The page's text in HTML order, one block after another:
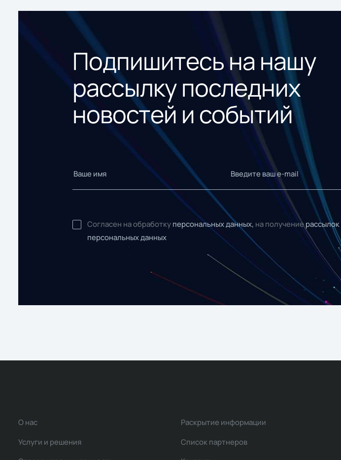
Подпишитесь на нашу
рассылку последних
новостей и событий
Согласен на обработку персональных данных, на получениерассылок
персональных данных
О нас
Услуги и решения
Раскрытие информации
Список партнеров